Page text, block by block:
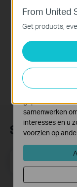
Temperature
Humidity
Email Address
From United
Get products,
Deze cookies
website en
Cookies voor
activiteiten op
functionaliteit
verbeteren.
Marketing
geplaatst door
samenwerken
interesses en u
voorzien op